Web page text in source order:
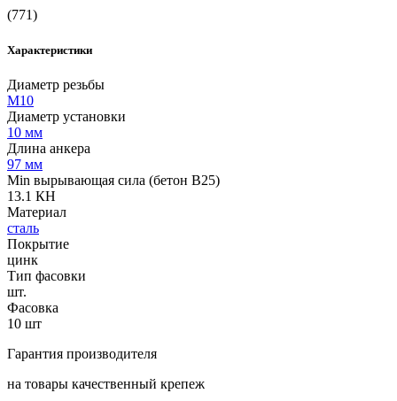
(771)
Характеристики
Диаметр резьбы
М10
Диаметр установки
10 мм
Длина анкера
97 мм
Min вырывающая сила (бетон B25)
13.1 КН
Материал
сталь
Покрытие
цинк
Тип фасовки
шт.
Фасовка
10 шт
Гарантия производителя
на товары качественный крепеж